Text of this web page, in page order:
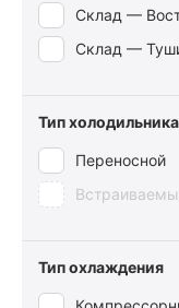
Склад —
Склад —
Тип холодильника
Переносной
Тип охлаждения